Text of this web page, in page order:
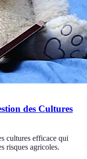
des Cultures
cultures efficace qui
risques agricoles.